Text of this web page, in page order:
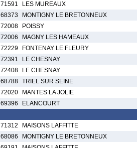
71591
LES MUREAUX
68373
MONTIGNY LE BRETONNEUX
72008
POISSY
72006
MAGNY LES HAMEAUX
72229
FONTENAY LE FLEURY
72391
LE CHESNAY
72408
LE CHESNAY
68788 TRIEL SUR SEINE
72020
MANTES LA JOLIE
69396
ELANCOURT
71312
MAISONS LAFFITTE
68086
MONTIGNY LE BRETONNEUX